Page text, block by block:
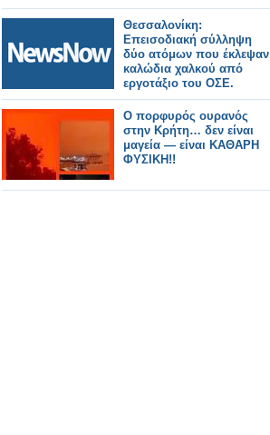
Θεσσαλονίκη:
Επεισοδιακή σύλληψη
δύο ατόμων που έκλεψαν
καλώδια χαλκού από
εργοτάξιο του ΟΣΕ.
Ο πορφυρός ουρανός
στην Κρήτη… δεν είναι
μαγεία — είναι ΚΑΘΑΡΗ
ΦΥΣΙΚΗ!!